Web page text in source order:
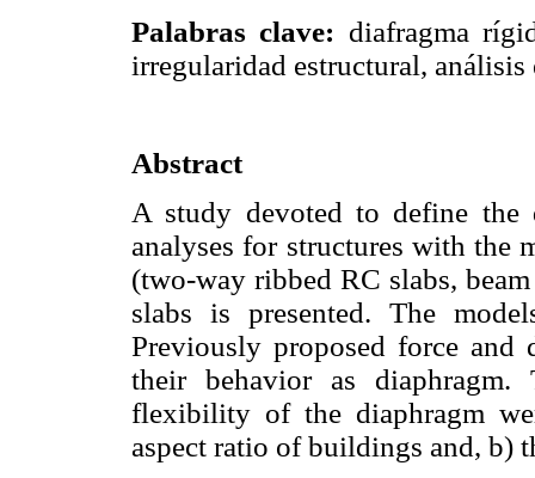
Palabras clave: diafragma
irregularidad estructural, análisis
Abstract
A study devoted to define the
analyses for structures with the
(two-way ribbed RC slabs,
slabs is presented. The
Previously proposed force and
their behavior as
flexibility of the diaphragm
aspect ratio of buildings and, b)